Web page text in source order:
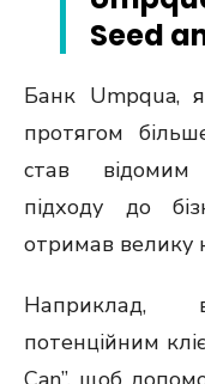
Seed
Банк Umpqua,
протягом
став відомим
підходу до
отримав велику
Наприклад,
потенційним